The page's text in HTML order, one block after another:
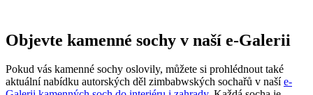
Objevte kamenné sochy v naší e-Galerii
Pokud vás kamenné sochy oslovily, můžete si prohlédnout také
aktuální nabídku autorských děl zimbabwských sochařů v našíe-